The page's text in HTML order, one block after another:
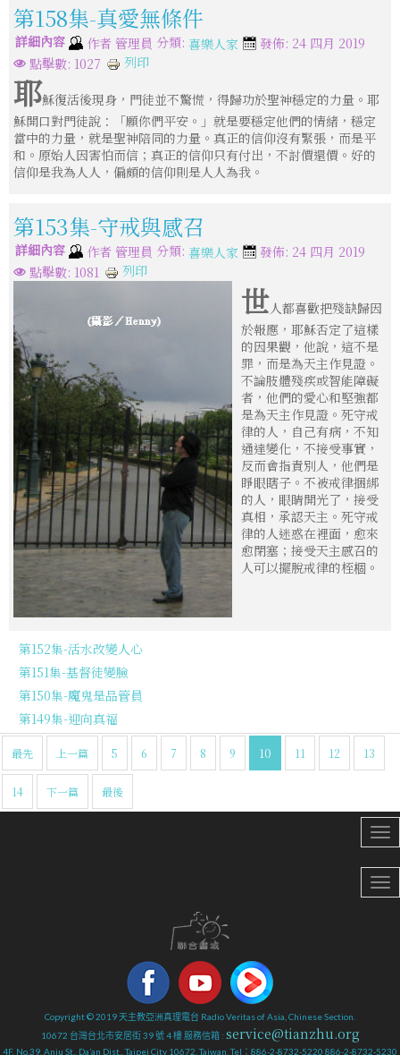
第158集-真愛無條件
詳細內容 作者 管理員 分類: 喜樂人家
發佈: 24 四月 2019
點擊數: 1027
列印
耶穌復活後現身，門徒並不驚慌，得歸功於聖神穩定的力量。耶
穌開口對門徒說：「願你們平安。」就是要穩定他們的情緒，穩定
當中的力量，就是聖神陪同的力量。真正的信仰沒有緊張，而是平
和。原始人因害怕而信；真正的信仰只有付出，不討價還價。好的
信仰是我為人人，偏頗的信仰則是人人為我。
第153集-守戒與感召
詳細內容 作者 管理員 分類: 喜樂人家
發佈: 24 四月 2019
點擊數: 1081
列印
世人都喜歡把殘缺歸因
於報應，耶穌否定了這樣
的因果觀，他說，這不是
罪，而是為天主作見證。
不論肢體殘疾或智能障礙
者，他們的愛心和堅強都
是為天主作見證。死守戒
律的人，自己有病，不知
通達變化，不接受事實，
反而會指責別人，他們是
睜眼瞎子。不被戒律捆綁
的人，眼睛開光了，接受
真相，承認天主。死守戒
律的人迷惑在裡面，愈來
愈閉塞；接受天主感召的
人可以擺脫戒律的桎棝。
第152集-活水改變人心
第151集-基督徒變臉
第150集-魔鬼是品管員
第149集-迎向真福
最先 上一篇 5 6 7 8 9 10 11 12 13
14 下一篇 最後
Copyright © 2019 天主教亞洲真理電台 Radio Veritas of Asia, Chinese Section.
10672 台灣台北市安居街 39 號 4 樓 服務信箱 : service@tianzhu.org
4F, No.39, Anju St., Da’an Dist., Taipei City 10672, Taiwan. Tel：886-2-8732-5220 886-2-8732-5230